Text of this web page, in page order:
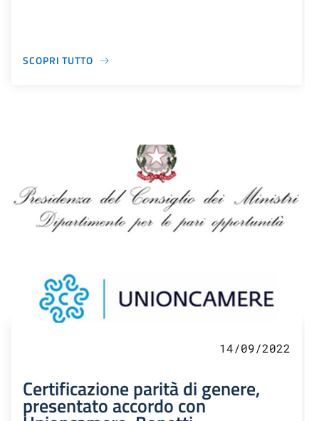
SCOPRI TUTTO
14/09/2022
Certificazione parità di genere,
presentato accordo con